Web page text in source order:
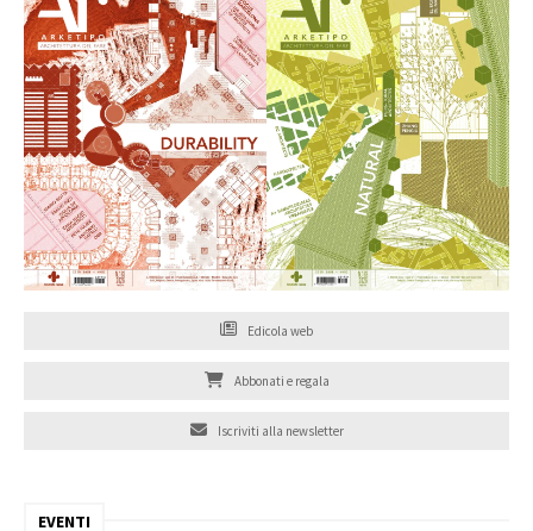
Edicola web
Abbonati e regala
Iscriviti alla newsletter
EVENTI